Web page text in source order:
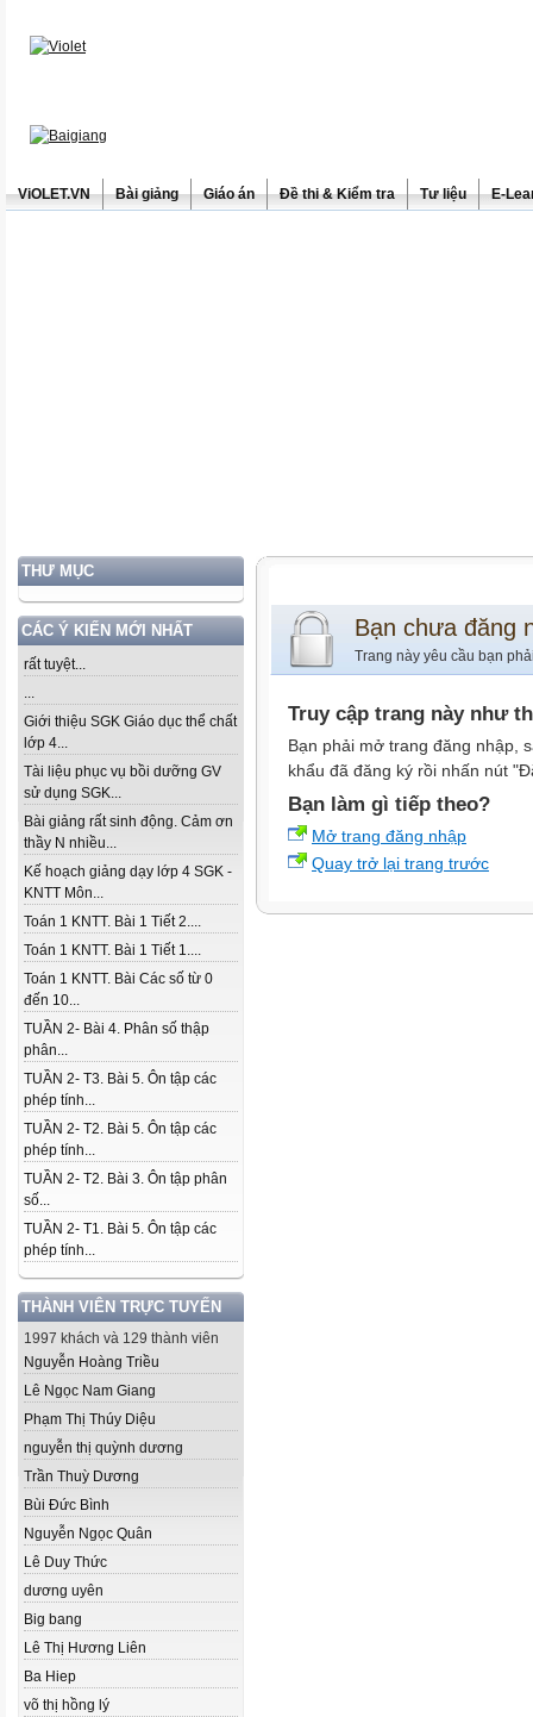
ViOLET.VN Bài giảng Giáo án Đề thi & Kiểm tra Tư liệu E-
THƯ MỤC
CÁC Ý KIẾN MỚI NHẤT
rất tuyệt...
...
Giới thiệu SGK Giáo dục thể chất
lớp 4...
Tài liệu phục vụ bồi dưỡng GV
sử dụng SGK...
Bài giảng rất sinh động. Cảm ơn
thầy N nhiều...
Kế hoạch giảng dạy lớp 4 SGK -
KNTT Môn...
Toán 1 KNTT. Bài 1 Tiết 2....
Toán 1 KNTT. Bài 1 Tiết 1....
Toán 1 KNTT. Bài Các số từ 0
đến 10...
TUẦN 2- Bài 4. Phân số thập
phân...
TUẦN 2- T3. Bài 5. Ôn tập các
phép tính...
TUẦN 2- T2. Bài 5. Ôn tập các
phép tính...
TUẦN 2- T2. Bài 3. Ôn tập phân
số...
TUẦN 2- T1. Bài 5. Ôn tập các
phép tính...
THÀNH VIÊN TRỰC TUYẾN
1997 khách và 129 thành viên
Nguyễn Hoàng Triều
Lê Ngọc Nam Giang
Phạm Thị Thúy Diệu
nguyễn thị quỳnh dương
Trần Thuỳ Dương
Bùi Đức Bình
Nguyễn Ngọc Quân
Lê Duy Thức
dương uyên
Big bang
Lê Thị Hương Liên
Ba Hiep
võ thị hồng lý
Bạn chưa đăng
Trang này yêu cầu bạn
Truy cập trang này như
Bạn phải mở trang đăng nhập,
khẩu đã đăng ký rồi nhấn nút
Bạn làm gì tiếp theo?
Mở trang đăng nhập
Quay trở lại trang trước